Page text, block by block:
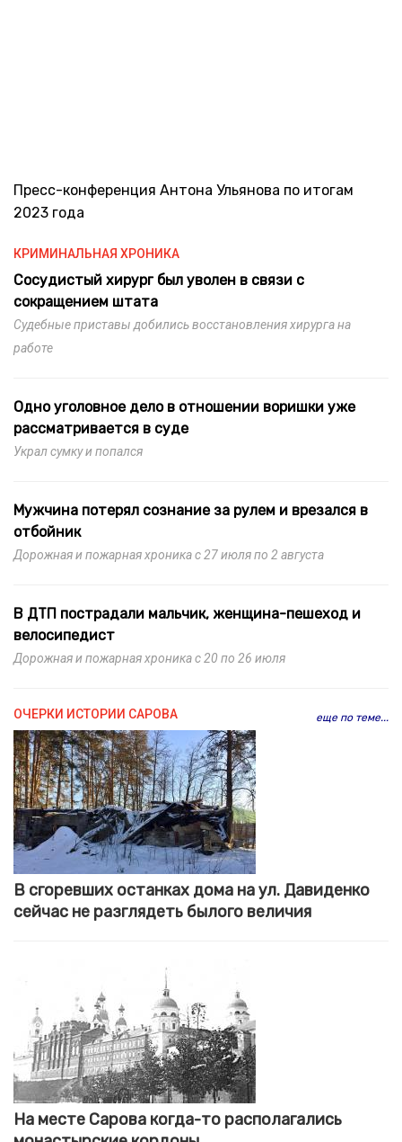
Пресс-конференция Антона Ульянова по итогам
2023 года
КРИМИНАЛЬНАЯ ХРОНИКА
Сосудистый хирург был уволен в связи с
сокращением штата
Судебные приставы добились восстановления хирурга на
работе
Одно уголовное дело в отношении воришки уже
рассматривается в суде
Украл сумку и попался
Мужчина потерял сознание за рулем и врезался в
отбойник
Дорожная и пожарная хроника с 27 июля по 2 августа
В ДТП пострадали мальчик, женщина-пешеход и
велосипедист
Дорожная и пожарная хроника с 20 по 26 июля
еще по теме...
ОЧЕРКИ ИСТОРИИ САРОВА
В сгоревших останках дома на ул. Давиденко
сейчас не разглядеть былого величия
На месте Сарова когда-то располагались